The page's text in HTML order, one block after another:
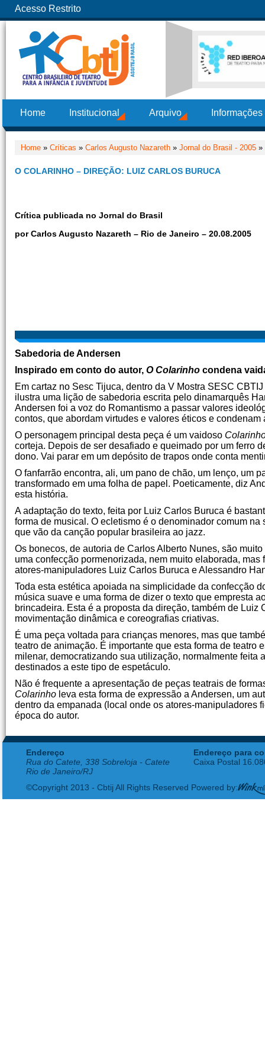
Acesso Restrito
Home Institucional Arquivo
Home » Críticas » Carlos Augusto Nazareth » Jornal do Brasil - 2005 »
O COLARINHO – DIREÇÃO: LUIZ CARLOS BURUCA
Crítica publicada no Jornal do Brasil
por Carlos Augusto Nazareth – Rio de Janeiro – 20.08.2005
Sabedoria de Andersen
Inspirado em conto do autor, O Colarinho condena
Em cartaz no Sesc Tijuca, dentro da V Mostra SESC
ilustra uma lição de sabedoria escrita pelo dinamarquês
Andersen foi a voz do Romantismo a passar valores
contos, que abordam virtudes e valores éticos e condenam
O personagem principal desta peça é um vaidoso
corteja. Depois de ser desafiado e queimado por um ferro
dono. Vai parar em um depósito de trapos onde conta
O fanfarrão encontra, ali, um pano de chão, um lenço, um
transformado em uma folha de papel. Poeticamente, diz
esta história.
A adaptação do texto, feita por Luiz Carlos Buruca é
forma de musical. O ecletismo é o denominador comum
que vão da canção popular brasileira ao jazz.
Os bonecos, de autoria de Carlos Alberto Nunes, são
uma confecção pormenorizada, nem muito elaborada,
atores-manipuladores Luiz Carlos Buruca e Alessandro
Toda esta estética apoiada na simplicidade da confecção
música suave e uma forma de dizer o texto que empresta
brincadeira. Esta é a proposta da direção, também de
movimentação dinâmica e coreografias criativas.
É uma peça voltada para crianças menores, mas que
teatro de animação. É importante que esta forma de
milenar, democratizando sua utilização, normalmente
destinados a este tipo de espetáculo.
Não é frequente a apresentação de peças teatrais de
Colarinho leva esta forma de expressão a Andersen, um
dentro da empanada (local onde os atores-manipuladores
época do autor.
Endereço
Rua do Catete, 338 Sobreloja - Catete
Rio de Janeiro/RJ
Endereço para
Caixa Postal
©Copyright 2013 - Cbtij All Rights Reserved Powered by: